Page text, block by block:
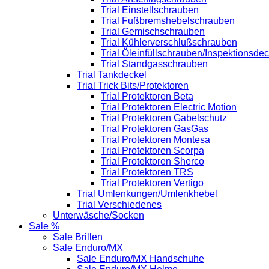
Trial Einstellschrauben
Trial Fußbremshebelschrauben
Trial Gemischschrauben
Trial Kühlerverschlußschrauben
Trial Öleinfüllschrauben/
Trial Standgasschrauben
Trial Tankdeckel
Trial Trick Bits/Protektoren
Trial Protektoren Beta
Trial Protektoren Electric Motion
Trial Protektoren Gabelschutz
Trial Protektoren GasGas
Trial Protektoren Montesa
Trial Protektoren Scorpa
Trial Protektoren Sherco
Trial Protektoren TRS
Trial Protektoren Vertigo
Trial Umlenkungen/Umlenkhebel
Trial Verschiedenes
Unterwäsche/Socken
Sale %
Sale Brillen
Sale Enduro/MX
Sale Enduro/MX Handschuhe